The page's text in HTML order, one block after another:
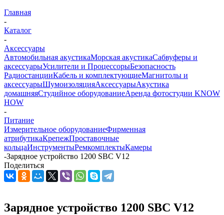
Главная
-
Каталог
-
Аксессуары
Автомобильная акустикаМорская акустикаСабвуферы и
аксессуарыУсилители и ПроцессорыБезопасность
РадиостанцииКабель и комплектующиеМагнитолы и
аксессуарыШумоизоляцияАксессуарыАкустика
домашняяСтудийное оборудованиеАренда фотостудии KNOW
HOW
-
Питание
Измерительное оборудованиеФирменная
атрибутикаКрепежПроставочные
кольцаИнструментыРемкомплектыКамеры
-Зарядное устройство 1200 SBC V12
Поделиться
Зарядное устройство 1200 SBC V12